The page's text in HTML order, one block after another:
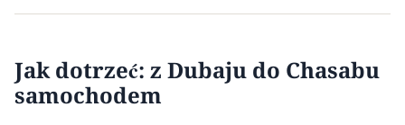
Jak dotrzeć: z Dubaju do Chasabu
samochodem